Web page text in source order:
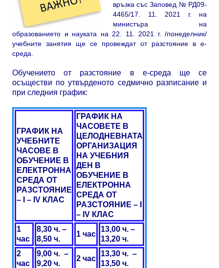
връзка със Заповед № РД09-
4465/17. 11. 2021 г. на
министъра на
образованието и науката на 22. 11. 2021 г. /понеделник/
учебните занятия ще се провеждат от разстояние в е-
среда.
Обучението от разстояние в е-среда ще се
осъществи по утвърденото седмично разписание и
при следния график:
ГРАФИК НА
УЧЕБНИТЕ
ЧАСОВЕ В
ОБУЧЕНИЕ В
ЕЛЕКТРОННА
СРЕДА ОТ
РАЗСТОЯНИЕ
– I – IV КЛАС
ГРАФИК НА
ЧАСОВЕТЕ В
ЦЕЛОДНЕВНАТА
ОРГАНИЗАЦИЯ
НА УЧЕБНИЯ
ДЕН В
ОБУЧЕНИЕ В
ЕЛЕКТРОННА
СРЕДА ОТ
РАЗСТОЯНИЕ – I
– IV КЛАС
1
час
8,30 ч. –
8,50 ч.
1 час
13,00 ч. –
13,20 ч.
2
час
9,00 ч. –
9,20 ч.
2 час
13,30 ч. –
13,50 ч.